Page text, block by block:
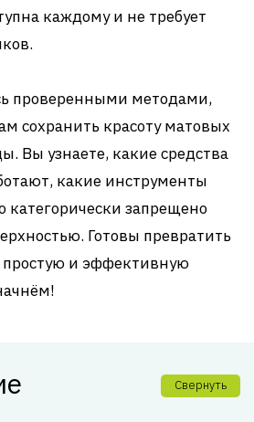
каждому и не требует
проверенными методами,
сохранить красоту матовых
Вы узнаете, какие средства
какие инструменты
категорически запрещено
Готовы превратить
простую и эффективную
Свернуть